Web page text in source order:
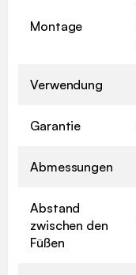
Montage
Verwendung
Garantie
Abmessungen
Abstand
zwischen den
Füßen